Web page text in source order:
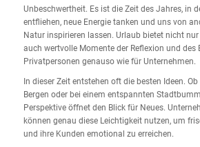
Unbeschwertheit. Es ist die Zeit des Jahres, in
entfliehen, neue Energie tanken und uns von
Natur inspirieren lassen. Urlaub bietet nicht
auch wertvolle Momente der Reflexion und des
Privatpersonen genauso wie für Unternehmen.
In dieser Zeit entstehen oft die besten Ideen.
Bergen oder bei einem entspannten
Perspektive öffnet den Blick für Neues.
können genau diese Leichtigkeit nutzen, um
und ihre Kunden emotional zu erreichen.